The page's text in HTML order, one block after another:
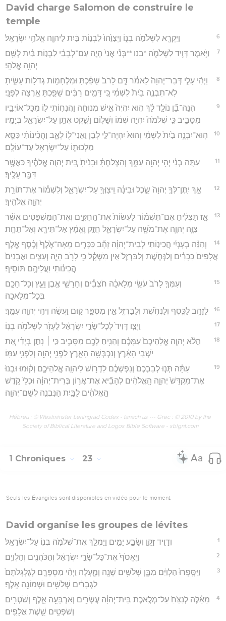
David charge Salomon de construire le
temple
6 וַיִּקְרָ֖א לִשְׁלֹמֹ֣ה בְנ֑וֹ וַיְצַוֵּ֙הוּ֙ לִבְנ֣וֹת בַּ֔יִת לַיהוָ֖ה אֱלֹהֵ֥י יִשְׂרָאֵֽל׃
7
וַיֹּ֥אמֶר דָּוִ֖יד לִשְׁלֹמֹ֑ה *בנו **בְּנִ֕י אֲנִי֙ הָיָ֣ה עִם־לְבָבִ֔י לִבְנ֣וֹת בַּ֔יִת לְשֵׁ֖ם
יְהוָ֥ה אֱלֹהָֽי׃
8
וַיְהִ֨י עָלַ֤י דְּבַר־יְהוָה֙ לֵאמֹ֔ר דָּ֤ם לָרֹב֙ שָׁפַ֔כְתָּ וּמִלְחָמ֥וֹת גְּדֹל֖וֹת עָשִׂ֑יתָ
לֹֽא־תִבְנֶ֥ה בַ֙יִת֙ לִשְׁמִ֔י כִּ֚י דָּמִ֣ים רַבִּ֔ים שָׁפַ֥כְתָּ אַ֖רְצָה לְפָנָֽי׃
9
הִנֵּה־בֵ֞ן נוֹלָ֣ד לָ֗ךְ ה֤וּא יִהְיֶה֙ אִ֣ישׁ מְנוּחָ֔ה וַהֲנִח֥וֹתִי ל֛וֹ מִכָּל־אוֹיְבָ֖יו
מִסָּבִ֑יב כִּ֤י שְׁלֹמֹה֙ יִהְיֶ֣ה שְׁמ֔וֹ וְשָׁל֥וֹם וָשֶׁ֛קֶט אֶתֵּ֥ן עַל־יִשְׂרָאֵ֖ל בְּיָמָֽיו׃
10
הֽוּא־יִבְנֶ֥ה בַ֙יִת֙ לִשְׁמִ֔י וְהוּא֙ יִהְיֶה־לִּ֣י לְבֵ֔ן וַאֲנִי־ל֖וֹ לְאָ֑ב וַהֲכִ֨ינוֹתִ֜י כִּסֵּ֧א
מַלְכוּת֛וֹ עַל־יִשְׂרָאֵ֖ל עַד־עוֹלָֽם׃
11
עַתָּ֣ה בְנִ֔י יְהִ֥י יְהוָ֖ה עִמָּ֑ךְ וְהִצְלַחְתָּ֗ וּבָנִ֙יתָ֙ בֵּ֚ית יְהוָ֣ה אֱלֹהֶ֔יךָ כַּאֲשֶׁ֖ר
דִּבֶּ֥ר עָלֶֽיךָ׃
12
אַ֣ךְ יִֽתֶּן־לְּךָ֤ יְהוָה֙ שֵׂ֣כֶל וּבִינָ֔ה וִֽיצַוְּךָ֖ עַל־יִשְׂרָאֵ֑ל וְלִשְׁמ֕וֹר אֶת־תּוֹרַ֖ת
יְהוָ֥ה אֱלֹהֶֽיךָ׃
13
אָ֣ז תַּצְלִ֔יחַ אִם־תִּשְׁמ֗וֹר לַעֲשׂוֹת֙ אֶת־הַֽחֻקִּ֣ים וְאֶת־הַמִּשְׁפָּטִ֔ים אֲשֶׁ֨ר
צִוָּ֧ה יְהוָ֛ה אֶת־מֹשֶׁ֖ה עַל־יִשְׂרָאֵ֑ל חֲזַ֣ק וֶאֱמָ֔ץ אַל־תִּירָ֖א וְאַל־תֵּחָֽת׃
14
וְהִנֵּ֨ה בְעָנְיִ֜י הֲכִינ֣וֹתִי לְבֵית־יְהוָ֗ה זָהָ֞ב כִּכָּרִ֤ים מֵֽאָה־אֶ֙לֶף֙ וְכֶ֗סֶף אֶ֤לֶף
אֲלָפִים֙ כִּכָּרִ֔ים וְלַנְּחֹ֤שֶׁת וְלַבַּרְזֶל֙ אֵ֣ין מִשְׁקָ֔ל כִּ֥י לָרֹ֖ב הָיָ֑ה וְעֵצִ֤ים וַאֲבָנִים֙
הֲכִינ֔וֹתִי וַעֲלֵיהֶ֖ם תּוֹסִֽיף׃
15
וְעִמְּךָ֤ לָרֹב֙ עֹשֵׂ֣י מְלָאכָ֔ה חֹצְבִ֕ים וְחָרָשֵׁ֥י אֶ֖בֶן וָעֵ֑ץ וְכָל־חָכָ֖ם
בְּכָל־מְלָאכָֽה׃
16 לַזָּהָ֥ב לַכֶּ֛סֶף וְלַנְּחֹ֥שֶׁת וְלַבַּרְזֶ֖ל אֵ֣ין מִסְפָּ֑ר ק֣וּם וַעֲשֵׂ֔ה וִיהִ֥י יְהוָ֖ה עִמָּֽךְ׃
17 וַיְצַ֤ו דָּוִיד֙ לְכָל־שָׂרֵ֣י יִשְׂרָאֵ֔ל לַעְזֹ֖ר לִשְׁלֹמֹ֥ה בְנֽוֹ׃
18
הֲלֹ֨א יְהוָ֤ה אֱלֹֽהֵיכֶם֙ עִמָּכֶ֔ם וְהֵנִ֥יחַ לָכֶ֖ם מִסָּבִ֑יב כִּ֣י ׀ נָתַ֣ן בְּיָדִ֗י אֵ֚ת
יֹשְׁבֵ֣י הָאָ֔רֶץ וְנִכְבְּשָׁ֥ה הָאָ֛רֶץ לִפְנֵ֥י יְהוָ֖ה וְלִפְנֵ֥י עַמּֽוֹ׃
19
עַתָּ֗ה תְּנ֤וּ לְבַבְכֶם֙ וְנַפְשְׁכֶ֔ם לִדְר֖וֹשׁ לַיהוָ֣ה אֱלֹהֵיכֶ֑ם וְק֗וּמוּ וּבְנוּ֙
אֶת־מִקְדַּשׁ֙ יְהוָ֣ה הָֽאֱלֹהִ֔ים לְהָבִ֞יא אֶת־אֲר֣וֹן בְּרִית־יְהוָ֗ה וּכְלֵי֙ קֹ֣דֶשׁ
הָֽאֱלֹהִ֔ים לַבַּ֖יִת הַנִּבְנֶ֥ה לְשֵׁם־יְהוָֽה׃
Hébreu : © Westminster Leningrad Codex - tanach.us --- Grec : © 2010 by the
Society of Biblical Literature and Logos Bible Software - sblgnt.com
1 Chroniques 23
Seuls les Évangiles sont disponibles en vidéo pour le moment.
David organise les groupes de lévites
1 וְדָוִ֥יד זָקֵ֖ן וְשָׂבַ֣ע יָמִ֑ים וַיַּמְלֵ֛ךְ אֶת־שְׁלֹמֹ֥ה בְנ֖וֹ עַל־יִשְׂרָאֵֽל׃
2 וַיֶּאֱסֹף֙ אֶת־כָּל־שָׂרֵ֣י יִשְׂרָאֵ֔ל וְהַכֹּהֲנִ֖ים וְהַלְוִיִּֽם׃
3
וַיִּסָּֽפְרוּ֙ הַלְוִיִּ֔ם מִבֶּ֛ן שְׁלֹשִׁ֥ים שָׁנָ֖ה וָמָ֑עְלָה וַיְהִ֨י מִסְפָּרָ֤ם לְגֻלְגְּלֹתָם֙
לִגְבָרִ֔ים שְׁלֹשִׁ֥ים וּשְׁמוֹנָ֖ה אָֽלֶף׃
4
מֵאֵ֗לֶּה לְנַצֵּ֙חַ֙ עַל־מְלֶ֣אכֶת בֵּית־יְהוָ֔ה עֶשְׂרִ֥ים וְאַרְבָּעָ֖ה אָ֑לֶף וְשֹׁטְרִ֥ים
וְשֹׁפְטִ֖ים שֵׁ֥שֶׁת אֲלָפִֽים׃